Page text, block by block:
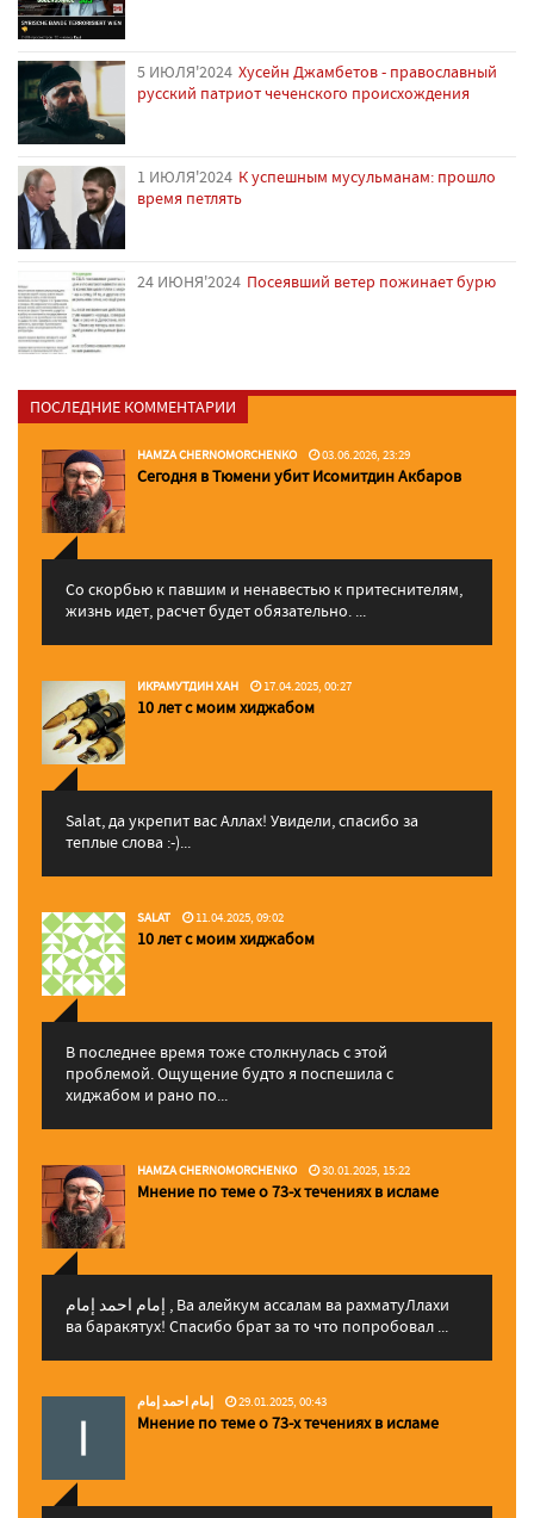
5 ИЮЛЯ'2024 Хусейн Джамбетов - православный
русский патриот чеченского происхождения
1 ИЮЛЯ'2024 К успешным мусульманам: прошло
время петлять
24 ИЮНЯ'2024 Посеявший ветер пожинает бурю
ПОСЛЕДНИЕ КОММЕНТАРИИ
HAMZA CHERNOMORCHENKO 03.06.2026, 23:29
Сегодня в Тюмени убит Исомитдин Акбаров
Со скорбью к павшим и ненавестью к притеснителям,
жизнь идет, расчет будет обязательно. ...
ИКРАМУТДИН ХАН 17.04.2025, 00:27
10 лет с моим хиджабом
Salat, да укрепит вас Аллаx! Увидели, спасибо за
теплые слова :-)...
SALAT 11.04.2025, 09:02
10 лет с моим хиджабом
В последнее время тоже столкнулась с этой
проблемой. Ощущение будто я поспешила с
хиджабом и рано по...
HAMZA CHERNOMORCHENKO 30.01.2025, 15:22
Мнение по теме о 73-х течениях в исламе
إمام احمد إمام , Ва алейкум ассалам ва рахматуЛлахи
ва баракятух! Спасибо брат за то что попробовал ...
إمام احمد إمام 29.01.2025, 00:43
Мнение по теме о 73-х течениях в исламе